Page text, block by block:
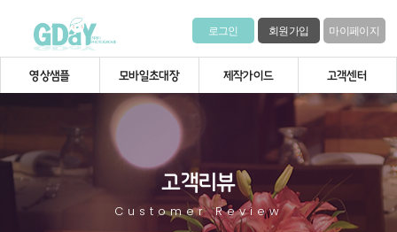
로그인 회원가입 마이페이지
영상샘플 모바일초대장 제작가이드 고객센터
고객리뷰
Customer Review